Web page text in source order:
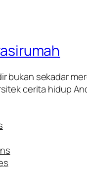
bukan sekadar
cerita hidup